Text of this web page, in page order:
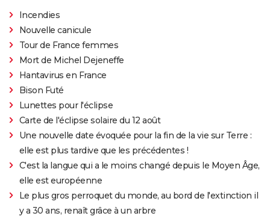
Incendies
Nouvelle canicule
Tour de France femmes
Mort de Michel Dejeneffe
Hantavirus en France
Bison Futé
Lunettes pour l'éclipse
Carte de l'éclipse solaire du 12 août
Une nouvelle date évoquée pour la fin de la vie sur Terre :
elle est plus tardive que les précédentes !
C'est la langue qui a le moins changé depuis le Moyen Âge,
elle est européenne
Le plus gros perroquet du monde, au bord de l'extinction il
y a 30 ans, renaît grâce à un arbre